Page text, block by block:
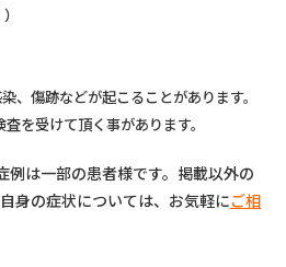
、傷跡などが起こることがあります。
を受けて頂く事があります。
例は一部の患者様です。掲載以外の
身の症状については、お気軽にご相